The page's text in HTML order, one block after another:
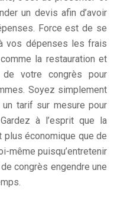
un devis afin d’avoir
Force est de se
vos dépenses les frais
la restauration et
de votre congrès pour
Soyez simplement
tarif sur mesure pour
à l’esprit que la
plus économique que de
même puisqu’entretenir
congrès engendre une